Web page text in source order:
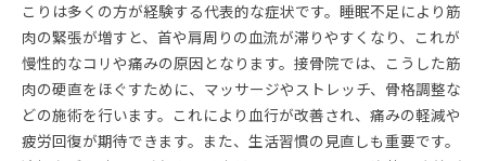
こりは多くの方が経験する代表的な症状です。睡眠不足により筋
肉の緊張が増すと、首や肩周りの血流が滞りやすくなり、これが
慢性的なコリや痛みの原因となります。接骨院では、こうした筋
肉の硬直をほぐすために、マッサージやストレッチ、骨格調整な
どの施術を行います。これにより血行が改善され、痛みの軽減や
疲労回復が期待できます。また、生活習慣の見直しも重要です。